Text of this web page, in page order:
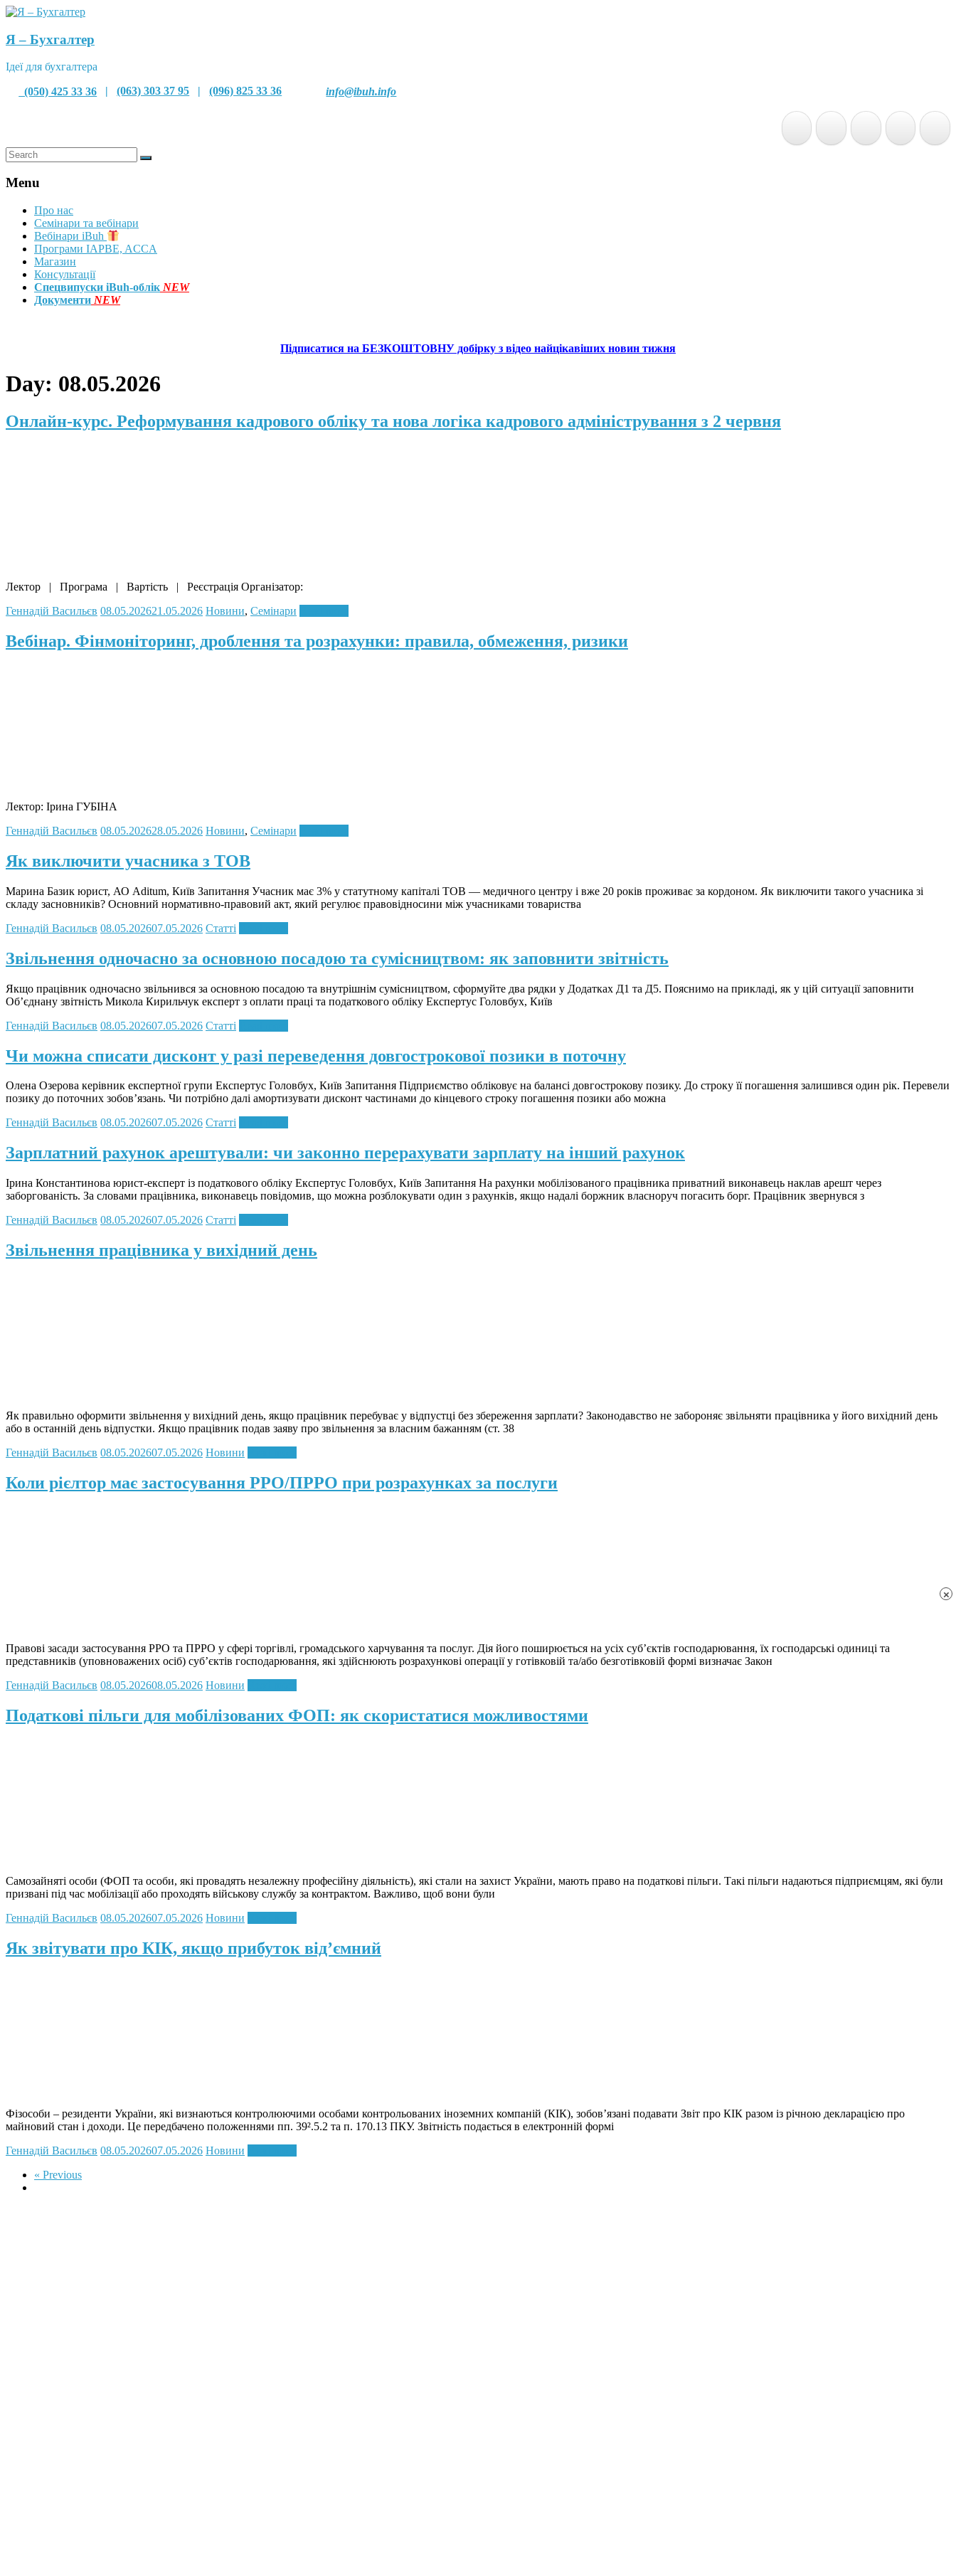
Я – Бухгалтер
Ідеї для бухгалтера
(050) 425 33 36 |(063) 303 37 95 |(096) 825 33 36 info@ibuh.info
Menu
Про нас
Семінари та вебінари
Вебінари iBuh
Програми IAPBE, ACCA
Магазин
Консультації
Спецвипуски iBuh-облік NEW
Документи NEW
Підписатися на БЕЗКОШТОВНУ добірку з відео найцікавіших новин тижня
Day: 08.05.2026
Онлайн-курс. Реформування кадрового обліку та нова логіка кадрового адміністрування з 2 червня
Лектор | Програма | Вартість | Реєстрація Організатор:
Геннадій Васильєв 08.05.202621.05.2026 Новини, Семінари
Вебінар. Фінмоніторинг, дроблення та розрахунки: правила, обмеження, ризики
Лектор: Ірина ГУБІНА
Геннадій Васильєв 08.05.202628.05.2026 Новини, Семінари
Як виключити учасника з ТОВ
Марина Базик юрист, АО Aditum, Київ Запитання Учасник має 3% у статутному капіталі ТОВ — медичного центру і вже 20 років проживає за кордоном. Як виключити такого учасника зі
складу засновників? Основний нормативно-правовий акт, який регулює правовідносини між учасниками товариства
Геннадій Васильєв 08.05.202607.05.2026 Статті
Звільнення одночасно за основною посадою та сумісництвом: як заповнити звітність
Якщо працівник одночасно звільнився за основною посадою та внутрішнім сумісництвом, сформуйте два рядки у Додатках Д1 та Д5. Пояснимо на прикладі, як у цій ситуації заповнити
Об’єднану звітність Микола Кирильчук експерт з оплати праці та податкового обліку Експертус Головбух, Київ
Геннадій Васильєв 08.05.202607.05.2026 Статті
Чи можна списати дисконт у разі переведення довгострокової позики в поточну
Олена Озерова керівник експертної групи Експертус Головбух, Київ Запитання Підприємство обліковує на балансі довгострокову позику. До строку її погашення залишився один рік. Перевели
позику до поточних зобов’язань. Чи потрібно далі амортизувати дисконт частинами до кінцевого строку погашення позики або можна
Геннадій Васильєв 08.05.202607.05.2026 Статті
Зарплатний рахунок арештували: чи законно перерахувати зарплату на інший рахунок
Ірина Константинова юрист-експерт із податкового обліку Експертус Головбух, Київ Запитання На рахунки мобілізованого працівника приватний виконавець наклав арешт через
заборгованість. За словами працівника, виконавець повідомив, що можна розблокувати один з рахунків, якщо надалі боржник власноруч погасить борг. Працівник звернувся з
Геннадій Васильєв 08.05.202607.05.2026 Статті
Звільнення працівника у вихідний день
Як правильно оформити звільнення у вихідний день, якщо працівник перебуває у відпустці без збереження зарплати? Законодавство не забороняє звільняти працівника у його вихідний день
або в останній день відпустки. Якщо працівник подав заяву про звільнення за власним бажанням (ст. 38
Геннадій Васильєв 08.05.202607.05.2026 Новини
Коли рієлтор має застосування РРО/ПРРО при розрахунках за послуги
Правові засади застосування РРО та ПРРО у сфері торгівлі, громадського харчування та послуг. Дія його поширюється на усіх суб’єктів господарювання, їх господарські одиниці та
представників (уповноважених осіб) суб’єктів господарювання, які здійснюють розрахункові операції у готівковій та/або безготівковій формі визначає Закон
Геннадій Васильєв 08.05.202608.05.2026 Новини
Податкові пільги для мобілізованих ФОП: як скористатися можливостями
Самозайняті особи (ФОП та особи, які провадять незалежну професійну діяльність), які стали на захист України, мають право на податкові пільги. Такі пільги надаються підприємцям, які були
призвані під час мобілізації або проходять військову службу за контрактом. Важливо, щоб вони були
Геннадій Васильєв 08.05.202607.05.2026 Новини
Як звітувати про КІК, якщо прибуток від’ємний
Фізособи – резиденти України, які визнаються контролюючими особами контрольованих іноземних компаній (КІК), зобов’язані подавати Звіт про КІК разом із річною декларацією про
майновий стан і доходи. Це передбачено положеннями пп. 39².5.2 та п. 170.13 ПКУ. Звітність подається в електронній формі
Геннадій Васильєв 08.05.202607.05.2026 Новини
« Previous
×